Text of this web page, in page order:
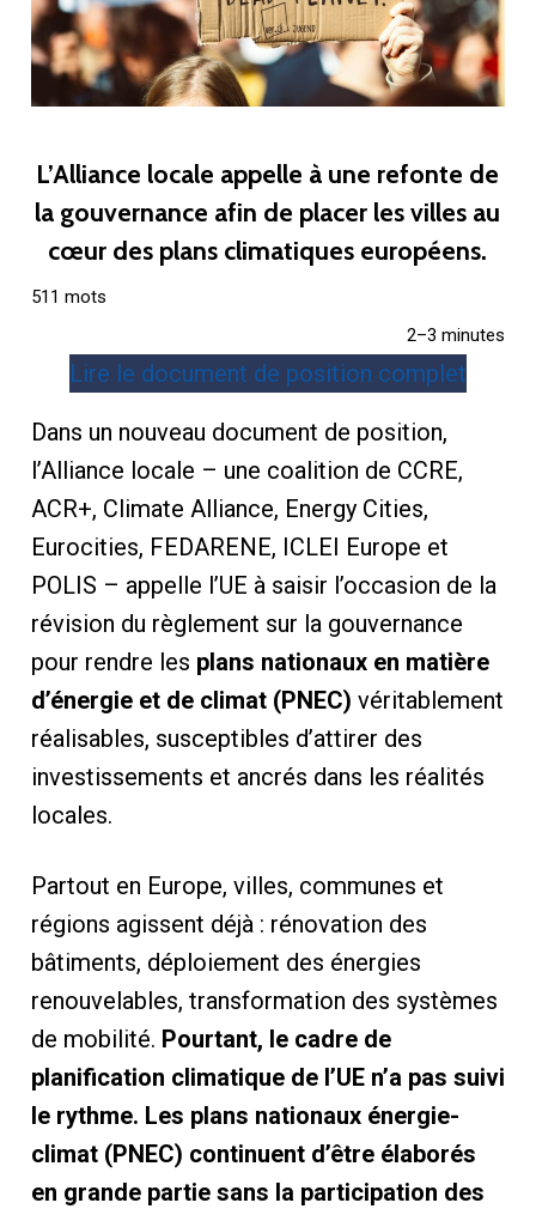
L’Alliance locale appelle à une refonte de
la gouvernance afin de placer les villes au
cœur des plans climatiques européens.
511 mots
2–3 minutes
Lire le document de position complet
Dans un nouveau document de position,
l’Alliance locale – une coalition de CCRE,
ACR+, Climate Alliance, Energy Cities,
Eurocities, FEDARENE, ICLEI Europe et
POLIS – appelle l’UE à saisir l’occasion de la
révision du règlement sur la gouvernance
pour rendre les plans nationaux en matière
d’énergie et de climat (PNEC) véritablement
réalisables, susceptibles d’attirer des
investissements et ancrés dans les réalités
locales.
Partout en Europe, villes, communes et
régions agissent déjà : rénovation des
bâtiments, déploiement des énergies
renouvelables, transformation des systèmes
de mobilité. Pourtant, le cadre de
planification climatique de l’UE n’a pas suivi
le rythme. Les plans nationaux énergie-
climat (PNEC) continuent d’être élaborés
en grande partie sans la participation des